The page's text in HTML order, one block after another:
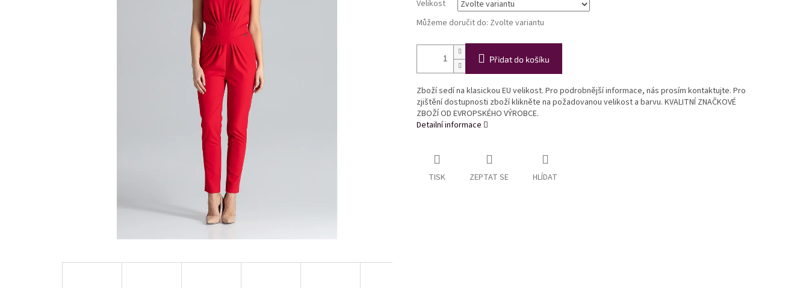
Velikost
Můžeme doručit do: Zvolte variantu
Přidat do košíku
Zboží sedí na klasickou EU velikost. Pro podrobnější informace, nás prosím kontaktujte. Pro
zjištění dostupnosti zboží klikněte na požadovanou velikost a barvu. KVALITNÍ ZNAČKOVÉ
ZBOŽÍ OD EVROPSKÉHO VÝROBCE.
Detailní informace
TISK ZEPTAT SE HLÍDAT